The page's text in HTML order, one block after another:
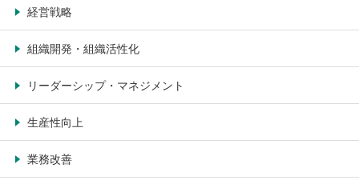
経営戦略
組織開発・組織活性化
リーダーシップ・マネジメント
生産性向上
業務改善